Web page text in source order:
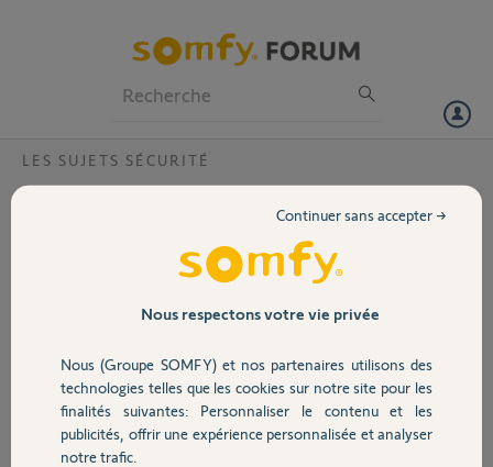
Volet
Sécurité
Domotique
LES SUJETS SÉCURITÉ
déconnection intempestive de l'alarme
En quittant le domicile mon épouse avec son téléphone branche
l'alarme . puis sans aucune manipulation nos téléphones indiquent
action et après de nombreuses déconnections elle finit par marcher. .
A noter qu'il n'y a pas de tentative d'effraction
Merci,
Nous respectons votre vie privée
Nous (Groupe SOMFY) et nos partenaires utilisons des
technologies telles que les cookies sur notre site pour les
finalités suivantes: Personnaliser le contenu et les
publicités, offrir une expérience personnalisée et analyser
notre trafic.
Continuer sans accepter →